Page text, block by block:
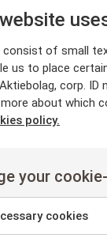
2025 deltog
bolaget,
marknad.
consist of small
us to place
corp. ID
about which
policy.
your
cookies